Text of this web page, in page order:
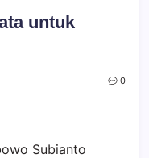
untuk
0
Subianto